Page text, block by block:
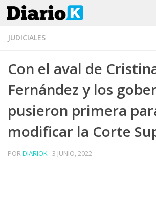
Saltar al contenido
JUDICIALES
Con el aval de
Fernández y los
pusieron primera
modificar la Corte
PORDIARIOK · 3 JUNIO, 2022